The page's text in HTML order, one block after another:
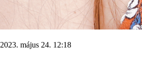
2023. május 24. 12:18